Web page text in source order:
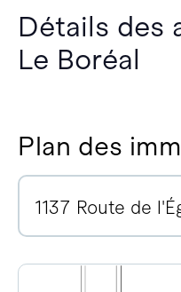
Détails des
Le Boréal
Plan des
1137 Route de